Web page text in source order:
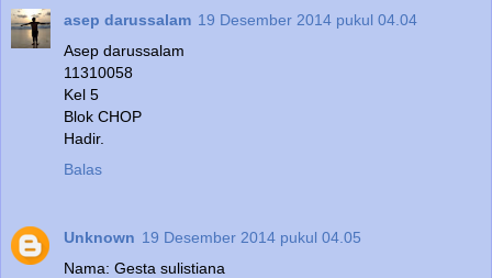
asep darussalam 19 Desember 2014 pukul 04.04
Asep darussalam
11310058
Kel 5
Blok CHOP
Hadir.
Balas
Unknown 19 Desember 2014 pukul 04.05
Nama: Gesta sulistiana